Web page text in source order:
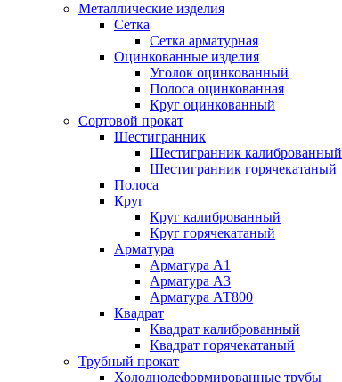
Металлические изделия
Сетка
Сетка арматурная
Оцинкованные изделия
Уголок оцинкованный
Полоса оцинкованная
Круг оцинкованный
Сортовой прокат
Шестигранник
Шестигранник калиброванный
Шестигранник горячекатаный
Полоса
Круг
Круг калиброванный
Круг горячекатаный
Арматура
Арматура А1
Арматура А3
Арматура АТ800
Квадрат
Квадрат калиброванный
Квадрат горячекатаный
Трубный прокат
Холоднодеформированные трубы